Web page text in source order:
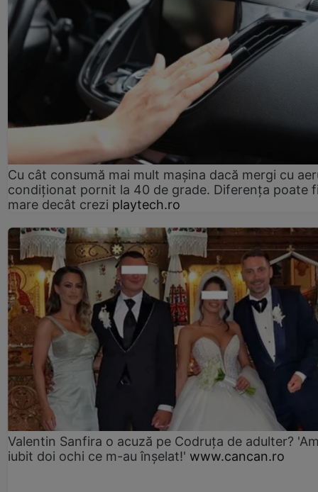
Cu cât consumă mai mult mașina dacă mergi cu
condiționat pornit la 40 de grade. Diferența poate
mare decât crezi playtech.ro
Valentin Sanfira o acuză pe Codruța de adulter?
iubit doi ochi ce m-au înșelat!' www.cancan.ro